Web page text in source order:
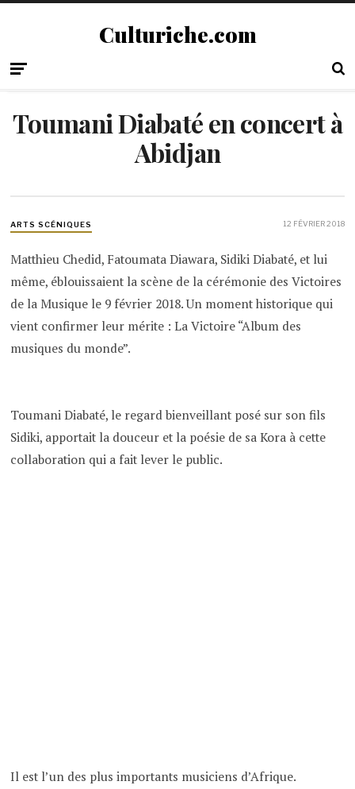
Culturiche.com
Toumani Diabaté en concert à
Abidjan
ARTS SCÉNIQUES 12 FÉVRIER 2018
Matthieu Chedid, Fatoumata Diawara, Sidiki Diabaté, et lui
même, éblouissaient la scène de la cérémonie des Victoires
de la Musique le 9 février 2018. Un moment historique qui
vient confirmer leur mérite : La Victoire “Album des
musiques du monde”.
Toumani Diabaté, le regard bienveillant posé sur son fils
Sidiki, apportait la douceur et la poésie de sa Kora à cette
collaboration qui a fait lever le public.
Il est l’un des plus importants musiciens d’Afrique.